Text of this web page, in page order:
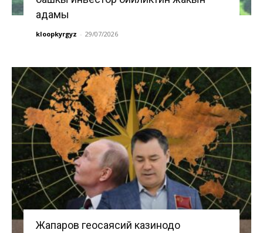
адамы
kloopkyrgyz - 29/07/2026
Жапаров геосаясий казинодо